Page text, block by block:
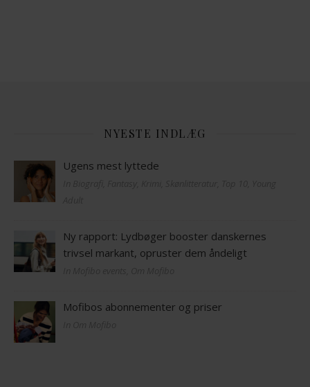
NYESTE INDLÆG
Ugens mest lyttede
Ny rapport: Lydbøger booster danskernes
trivsel markant, opruster dem åndeligt
Mofibos abonnementer og priser